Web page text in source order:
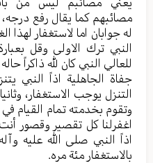
مصائبهم کما یقال رفع درجه،
له جوابان اما لاستغفار لهذا
النبي ترك الاولی وقل
للعالي النبي کان لله ذاکراً
جفاة الجاهلیة اذاً النبي
التنزل یوجب الاستغفار،
وتقوم بخدمته تمام القیام
اغفرلنا کل تقصیر وقصور
اذاً النبي صلی الله علیه
بالاستغفار مئة مره.